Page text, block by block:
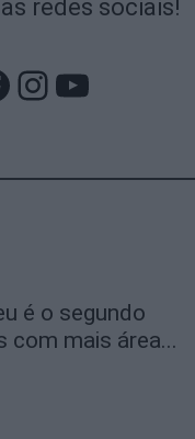
redes sociais!
Instagram
YouTube
é o segundo
com mais área...